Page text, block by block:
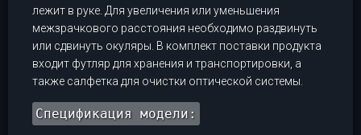
лежит в руке. Для увеличения или уменьшения
межзрачкового расстояния необходимо раздвинуть
или сдвинуть окуляры. В комплект поставки продукта
входит футляр для хранения и транспортировки, а
также салфетка для очистки оптической системы.
Спецификация модели: